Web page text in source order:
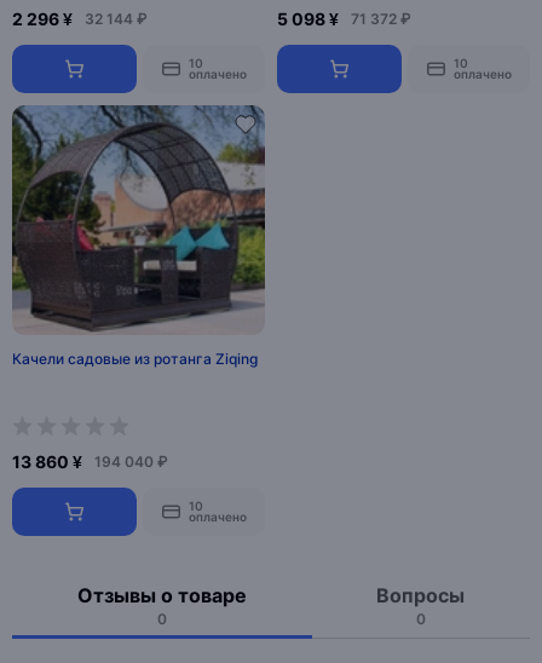
2 296 ¥ 32 144 ₽
10
оплачено
5 098 ¥ 71 372 ₽
10
оплачено
Качели садовые из ротанга Ziqing
13 860 ¥ 194 040 ₽
10
оплачено
Отзывы о товаре
0
Вопросы
0